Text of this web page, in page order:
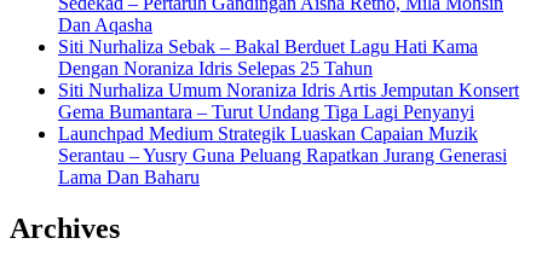
Dan Aqasha
Siti Nurhaliza Sebak – Bakal Berduet Lagu Hati Kama
Dengan Noraniza Idris Selepas 25 Tahun
Siti Nurhaliza Umum Noraniza Idris Artis Jemputan Konsert
Gema Bumantara – Turut Undang Tiga Lagi Penyanyi
Launchpad Medium Strategik Luaskan Capaian Muzik
Serantau – Yusry Guna Peluang Rapatkan Jurang Generasi
Lama Dan Baharu
Archives